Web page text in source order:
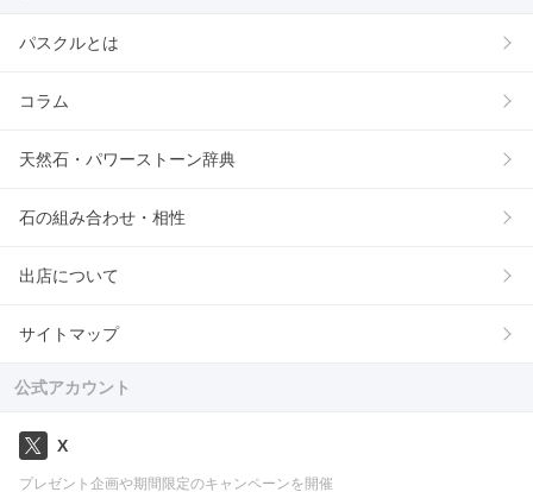
パスクルとは
コラム
天然石・パワーストーン辞典
石の組み合わせ・相性
出店について
サイトマップ
公式アカウント
X
プレゼント企画や期間限定のキャンペーンを開催